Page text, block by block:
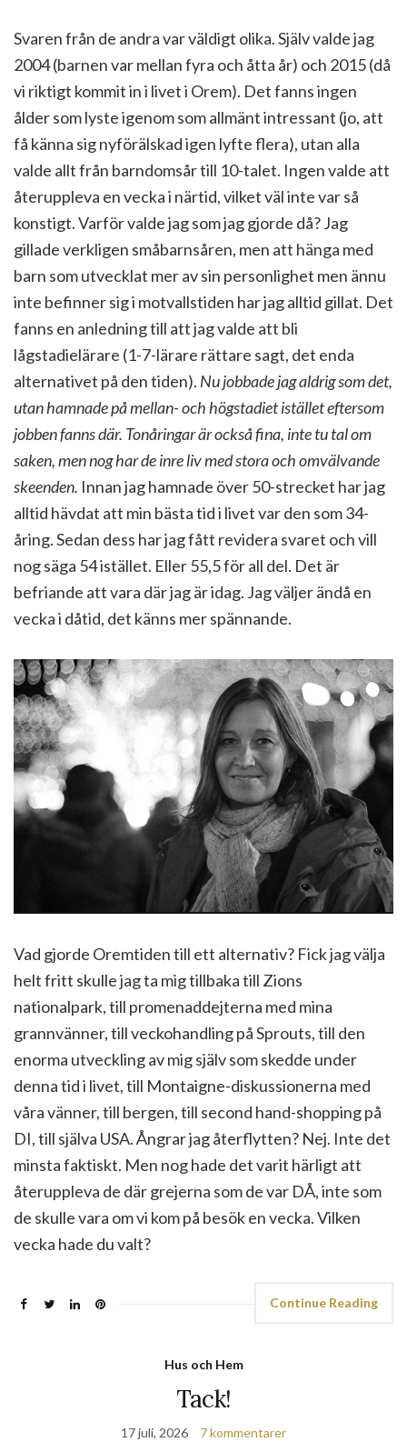
Svaren från de andra var väldigt olika. Själv valde jag
2004 (barnen var mellan fyra och åtta år) och 2015 (då
vi riktigt kommit in i livet i Orem). Det fanns ingen
ålder som lyste igenom som allmänt intressant (jo, att
få känna sig nyförälskad igen lyfte flera), utan alla
valde allt från barndomsår till 10-talet. Ingen valde att
återuppleva en vecka i närtid, vilket väl inte var så
konstigt. Varför valde jag som jag gjorde då? Jag
gillade verkligen småbarnsåren, men att hänga med
barn som utvecklat mer av sin personlighet men ännu
inte befinner sig i motvallstiden har jag alltid gillat. Det
fanns en anledning till att jag valde att bli
lågstadielärare (1-7-lärare rättare sagt, det enda
alternativet på den tiden). Nu jobbade jag aldrig som det,
utan hamnade på mellan- och högstadiet istället eftersom
jobben fanns där. Tonåringar är också fina, inte tu tal om
saken, men nog har de inre liv med stora och omvälvande
skeenden. Innan jag hamnade över 50-strecket har jag
alltid hävdat att min bästa tid i livet var den som 34-
åring. Sedan dess har jag fått revidera svaret och vill
nog säga 54 istället. Eller 55,5 för all del. Det är
befriande att vara där jag är idag. Jag väljer ändå en
vecka i dåtid, det känns mer spännande.
Vad gjorde Oremtiden till ett alternativ? Fick jag välja
helt fritt skulle jag ta mig tillbaka till Zions
nationalpark, till promenaddejterna med mina
grannvänner, till veckohandling på Sprouts, till den
enorma utveckling av mig själv som skedde under
denna tid i livet, till Montaigne-diskussionerna med
våra vänner, till bergen, till second hand-shopping på
DI, till själva USA. Ångrar jag återflytten? Nej. Inte det
minsta faktiskt. Men nog hade det varit härligt att
återuppleva de där grejerna som de var DÅ, inte som
de skulle vara om vi kom på besök en vecka. Vilken
vecka hade du valt?
Continue Reading
Hus och Hem
Tack!
17 juli, 2026 7 kommentarer